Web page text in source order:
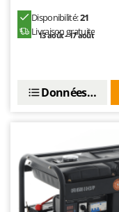
Skil
Smartwood
Solidur
Spring
Spyro
Stanley
Disponibilité:21
Livraison gratuite
13 août - 17 août
Données